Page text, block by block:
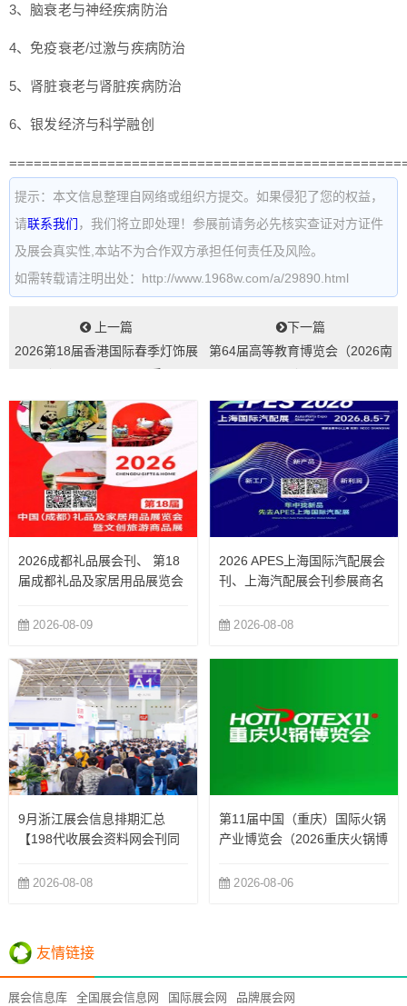
3、脑衰老与神经疾病防治
4、免疫衰老/过激与疾病防治
5、肾脏衰老与肾脏疾病防治
6、银发经济与科学融创
提示：本文信息整理自网络或组织方提交。如果侵犯了您的权益，
请联系我们 ，我们将立即处理！参展前请务必先核实查证对方证件
及展会真实性,本站不为合作双方承担任何责任及风险。
如需转载请注明出处：http://www.1968w.com/a/29890.html
上一篇
2026第18届香港国际春季灯饰展
下一篇
第64届高等教育博览会（2026南
2026成都礼品展会刊、 第18
届成都礼品及家居用品展览会
名录2026-08-09
2026 APES上海国际汽配展会
刊、上海汽配展会刊参展商名
2026-08-08
9月浙江展会信息排期汇总
【198代收展会资料网会刊同
2026-08-08
第11届中国（重庆）国际火锅
产业博览会（2026重庆火锅博
2026-08-06
友情链接
展会信息库 全国展会信息网 国际展会网 品牌展会网